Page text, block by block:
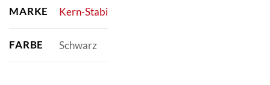
MARKE Kern-Stabi
FARBE Schwarz